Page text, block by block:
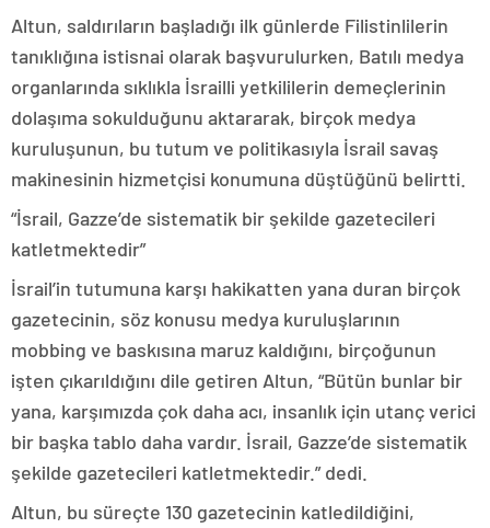
Altun, saldırıların başladığı ilk günlerde Filistinlilerin
tanıklığına istisnai olarak başvurulurken, Batılı medya
organlarında sıklıkla İsrailli yetkililerin demeçlerinin
dolaşıma sokulduğunu aktararak, birçok medya
kuruluşunun, bu tutum ve politikasıyla İsrail savaş
makinesinin hizmetçisi konumuna düştüğünü belirtti.
“İsrail, Gazze’de sistematik bir şekilde gazetecileri
katletmektedir”
İsrail’in tutumuna karşı hakikatten yana duran birçok
gazetecinin, söz konusu medya kuruluşlarının
mobbing ve baskısına maruz kaldığını, birçoğunun
işten çıkarıldığını dile getiren Altun, “Bütün bunlar bir
yana, karşımızda çok daha acı, insanlık için utanç verici
bir başka tablo daha vardır. İsrail, Gazze’de sistematik
şekilde gazetecileri katletmektedir.” dedi.
Altun, bu süreçte 130 gazetecinin katledildiğini,